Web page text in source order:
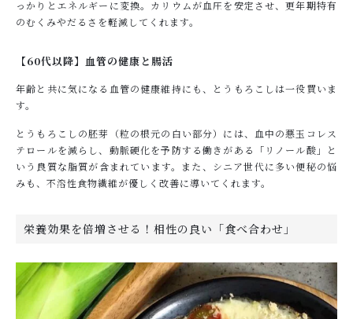
っかりとエネルギーに変換。カリウムが血圧を安定させ、更年期特有
のむくみやだるさを軽減してくれます。
【60代以降】血管の健康と腸活
年齢と共に気になる血管の健康維持にも、とうもろこしは一役買いま
す。
とうもろこしの胚芽（粒の根元の白い部分）には、血中の悪玉コレス
テロールを減らし、動脈硬化を予防する働きがある「リノール酸」と
いう良質な脂質が含まれています。また、シニア世代に多い便秘の悩
みも、不溶性食物繊維が優しく改善に導いてくれます。
栄養効果を倍増させる！相性の良い「食べ合わせ」